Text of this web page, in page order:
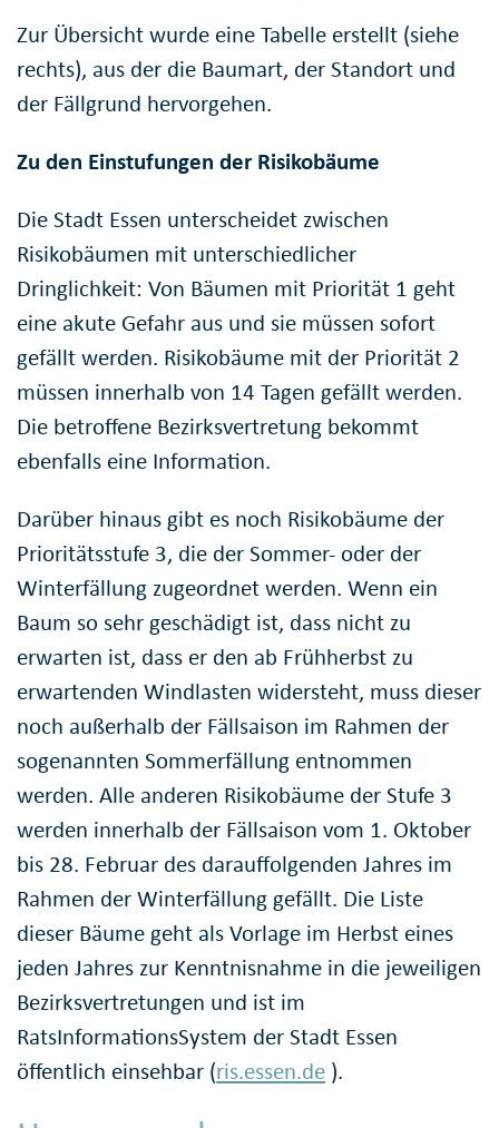
Zur Übersicht wurde eine Tabelle erstellt (siehe
rechts), aus der die Baumart, der Standort und
der Fällgrund hervorgehen.
Zu den Einstufungen der Risikobäume
Die Stadt Essen unterscheidet zwischen
Risikobäumen mit unterschiedlicher
Dringlichkeit: Von Bäumen mit Priorität 1 geht
eine akute Gefahr aus und sie müssen sofort
gefällt werden. Risikobäume mit der Priorität 2
müssen innerhalb von 14 Tagen gefällt werden.
Die betroffene Bezirksvertretung bekommt
ebenfalls eine Information.
Darüber hinaus gibt es noch Risikobäume der
Prioritätsstufe 3, die der Sommer- oder der
Winterfällung zugeordnet werden. Wenn ein
Baum so sehr geschädigt ist, dass nicht zu
erwarten ist, dass er den ab Frühherbst zu
erwartenden Windlasten widersteht, muss dieser
noch außerhalb der Fällsaison im Rahmen der
sogenannten Sommerfällung entnommen
werden. Alle anderen Risikobäume der Stufe 3
werden innerhalb der Fällsaison vom 1. Oktober
bis 28. Februar des darauffolgenden Jahres im
Rahmen der Winterfällung gefällt. Die Liste
dieser Bäume geht als Vorlage im Herbst eines
jeden Jahres zur Kenntnisnahme in die jeweiligen
Bezirksvertretungen und ist im
RatsInformationsSystem der Stadt Essen
öffentlich einsehbar (ris.essen.de ).